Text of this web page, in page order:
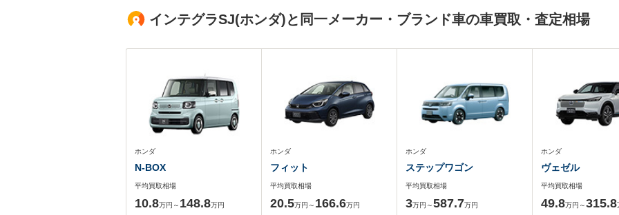
インテグラSJ(ホンダ)と同一メーカー・ブランド車の車買取・査定相場
ホンダ
N-BOX
平均買取相場
10.8万円～ 148.8万円
ホンダ
フィット
平均買取相場
20.5万円～ 166.6万円
ホンダ
ステップワゴン
平均買取相場
3万円～587.7万円
ホンダ
ヴェゼル
平均買取相場
49.8万円～315.8